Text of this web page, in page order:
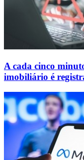
A cada cinco
imobiliário é